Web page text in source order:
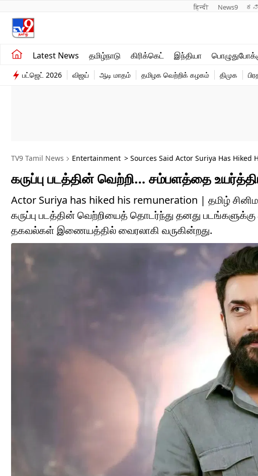
हिन्दी News9
Latest News தமிழ்நாடு கிரிக்கெட் இந்தியா
சமீபத்திய செய்திகள்
தமிழ்நாடு
விளையாட்டு
பட்ஜெட் 2026 விஜய் ஆடி மாதம் தமிழக வெற்றிக் கழகம் திமுக
TV9 Tamil News Entertainment > Sources Said Actor Suriya Has
கருப்பு படத்தின் வெற்றி… சம்பளத்தை
Actor Suriya has hiked his remuneration | தமிழ்
கருப்பு படத்தின் வெற்றியைத் தொடர்ந்து தனது
தகவல்கள் இணையத்தில் வைரலாகி வருகின்றது.